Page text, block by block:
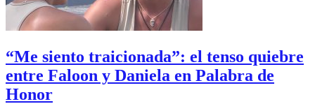
“Me siento traicionada”: el tenso quiebre
entre Faloon y Daniela en Palabra de
Honor